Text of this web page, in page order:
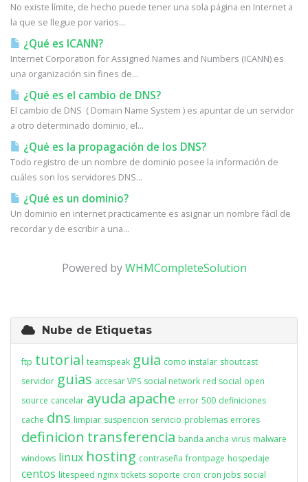
No existe límite, de hecho puede tener una sola página en Internet a
la que se llegue por varios...
¿Qué es ICANN?
Internet Corporation for Assigned Names and Numbers (ICANN) es
una organización sin fines de...
¿Qué es el cambio de DNS?
El cambio de DNS ( Domain Name System ) es apuntar de un servidor
a otro determinado dominio, el...
¿Qué es la propagación de los DNS?
Todo registro de un nombre de dominio posee la información de
cuáles son los servidores DNS...
¿Qué es un dominio?
Un dominio en internet practicamente es asignar un nombre fácil de
recordar y de escribir a una...
Powered byWHMCompleteSolution
Nube de Etiquetas
ftp tutorial teamspeak guia como instalar shoutcast
servidor guias accesar VPS social network red social open
source cancelar ayuda apache error 500 definiciones
cache dns limpiar suspencion servicio problemas errores
definicion transferencia banda ancha virus malware
windows linux hosting contraseña frontpage hospedaje
centos litespeed nginx tickets soporte cron cron jobs social